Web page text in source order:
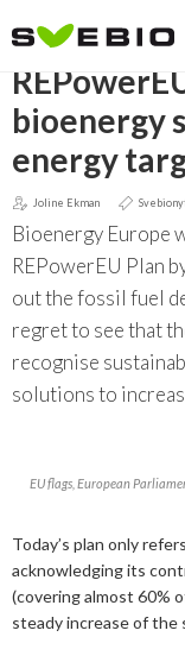
MENY
Svebios valmanifest
Styrmedel
Koldioxidskatt
Juni
Maj
April
2025
December
November
2024
November
2023
OM BIOENERGI
Aktuella frågor
Ger förbränning en
Finns det tillräckligt
Hur ser Sveriges
Sammanfattande
Biovärme
Kolsänkor
Bioenergi – ord och
PRESS
MEDLEMSKAP
Om oss
Styrelse
Medlemmar
TILLBAKA
bioenergy
energy
Joline Ekman
Bioenergy Europe
REPowerEU Plan
out the fossil fuel
regret to see that
recognise
solutions to
EU flags, European
Today’s plan only
acknowledging its
(covering almost 60%
steady increase of the